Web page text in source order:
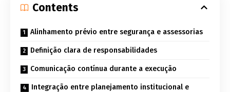
Contents
Alinhamento prévio entre segurança e assessorias
Definição clara de responsabilidades
Comunicação contínua durante a execução
Integração entre planejamento institucional e